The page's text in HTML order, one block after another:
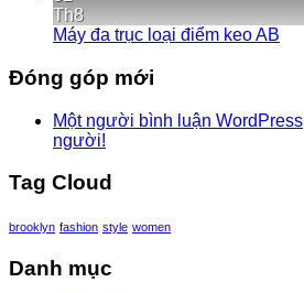
Th8
Máy đa trục loại điểm keo AB
Đóng góp mới
Một người bình luận WordPress
người!
Tag Cloud
brooklyn fashion style women
Danh mục